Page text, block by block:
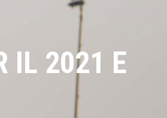
IL 2021 E